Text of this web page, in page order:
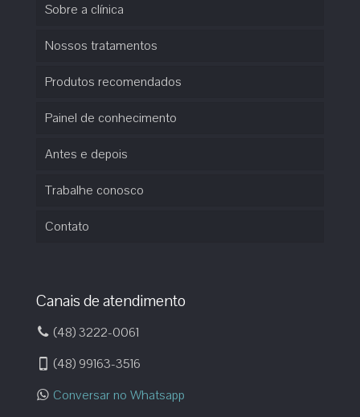
Sobre a clínica
Nossos tratamentos
Produtos recomendados
Painel de conhecimento
Antes e depois
Trabalhe conosco
Contato
Canais de atendimento
(48) 3222-0061
(48) 99163-3516
Conversar no Whatsapp